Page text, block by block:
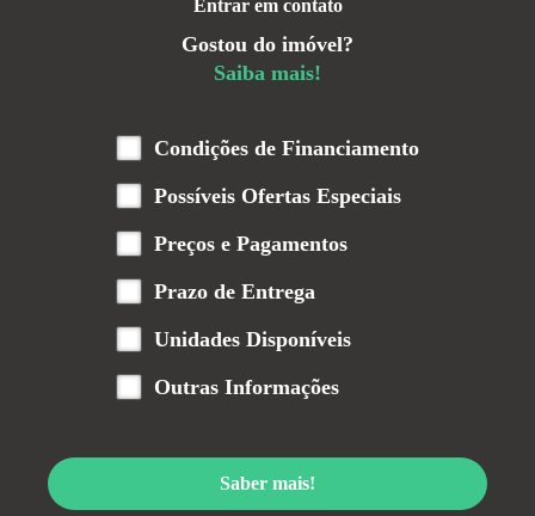
Entrar em contato
Gostou do imóvel?
Saiba mais!
Condições de Financiamento
Possíveis Ofertas Especiais
Preços e Pagamentos
Prazo de Entrega
Unidades Disponíveis
Outras Informações
Saber mais!